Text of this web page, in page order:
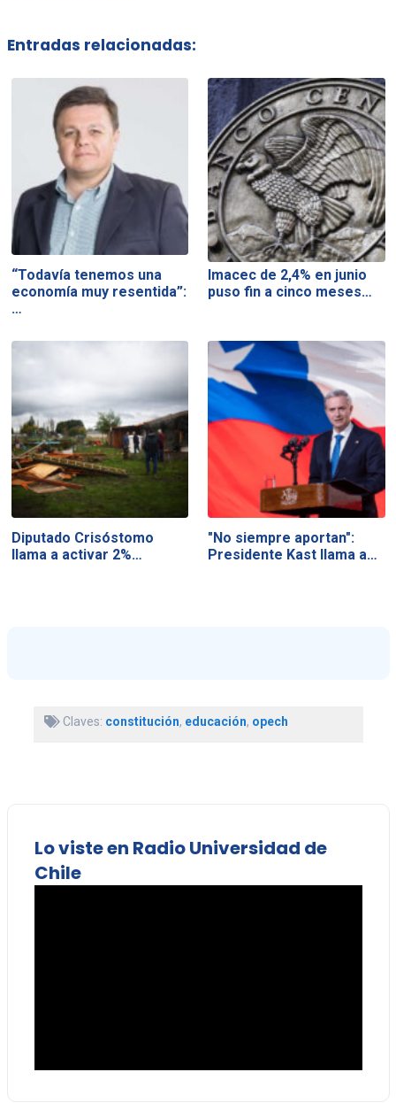
Entradas relacionadas:
“Todavía tenemos una
economía muy resentida”:
…
Imacec de 2,4% en junio
puso fin a cinco meses…
Diputado Crisóstomo
llama a activar 2%…
"No siempre aportan":
Presidente Kast llama a…
Claves: constitución, educación, opech
Lo viste en Radio Universidad de
Chile